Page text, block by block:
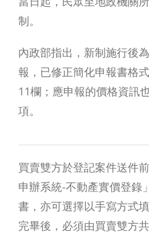
制。
內政部指出，新制施行後
報，已修正簡化申報書格
11欄；應申報的價格資訊
項。
買賣雙方於登記案件送件
申辦系統-不動產實價登錄
書，亦可選擇以手寫方式
完畢後，必須由買賣雙方